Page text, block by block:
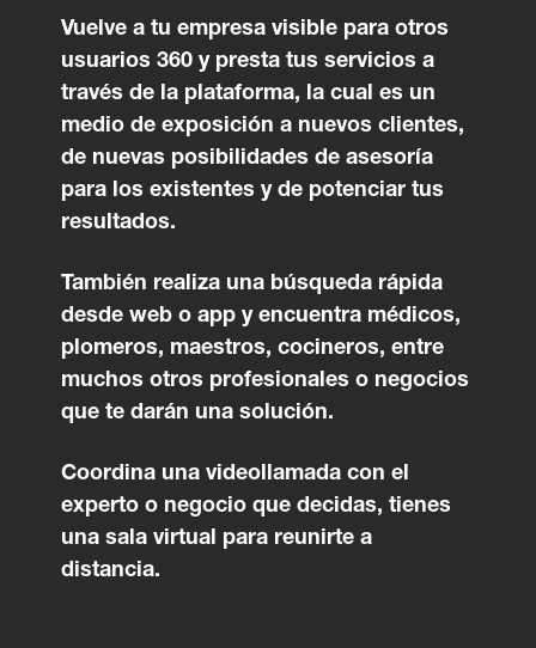
Vuelve a tu empresa visible para otros
usuarios 360 y presta tus servicios a
través de la plataforma, la cual es un
medio de exposición a nuevos clientes,
de nuevas posibilidades de asesoría
para los existentes y de potenciar tus
resultados.
También realiza una búsqueda rápida
desde web o app y encuentra médicos,
plomeros, maestros, cocineros, entre
muchos otros profesionales o negocios
que te darán una solución.
Coordina una videollamada con el
experto o negocio que decidas, tienes
una sala virtual para reunirte a
distancia.